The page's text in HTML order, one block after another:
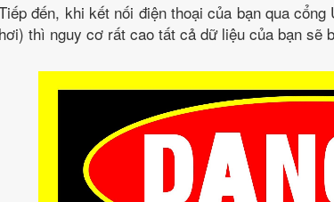
đến, khi kết nối điện thoại của bạn qua
hơi) thì nguy cơ rất cao tất cả dữ liệu của bạn sẽ